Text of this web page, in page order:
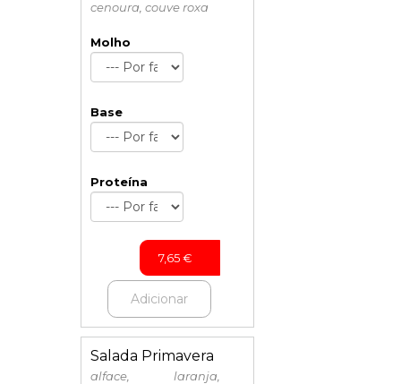
cenoura, couve roxa
Molho
Base
Proteína
7,65€
Adicionar
Salada Primavera
alface, laranja,